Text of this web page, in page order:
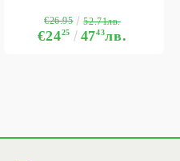
€2425 4743лв.
€26.95 52.71лв.